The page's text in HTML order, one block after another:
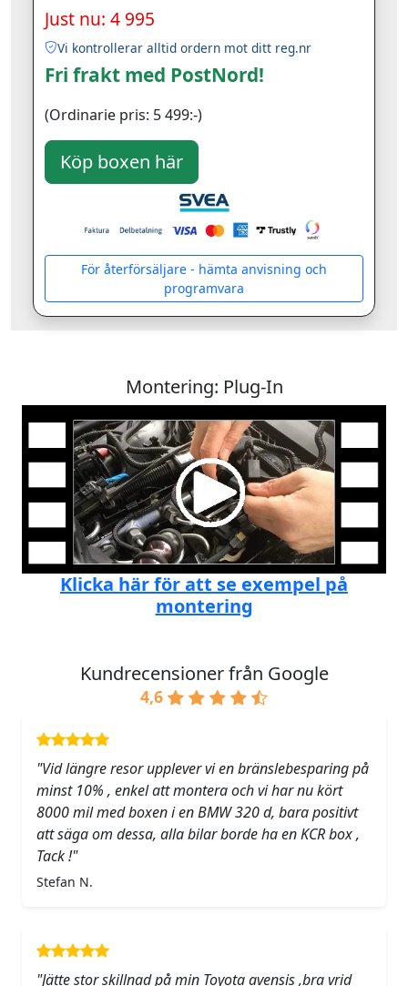
Just nu: 4 995
Vi kontrollerar alltid ordern mot ditt reg.nr
Fri frakt med PostNord!
(Ordinarie pris: 5 499:-)
För återförsäljare - hämta anvisning och
programvara
Montering: Plug-In
Klicka här för att se exempel på
montering
Kundrecensioner från Google
4,6
"Vid längre resor upplever vi en bränslebesparing på
minst 10% , enkel att montera och vi har nu kört
8000 mil med boxen i en BMW 320 d, bara positivt
att säga om dessa, alla bilar borde ha en KCR box ,
Tack !"
Stefan N.
"Jätte stor skillnad på min Toyota avensis ,bra vrid